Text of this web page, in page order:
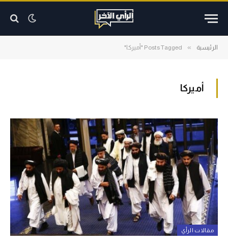
الرئيسية » Posts Tagged "أميركا"
أميركا
مقالات الرأي